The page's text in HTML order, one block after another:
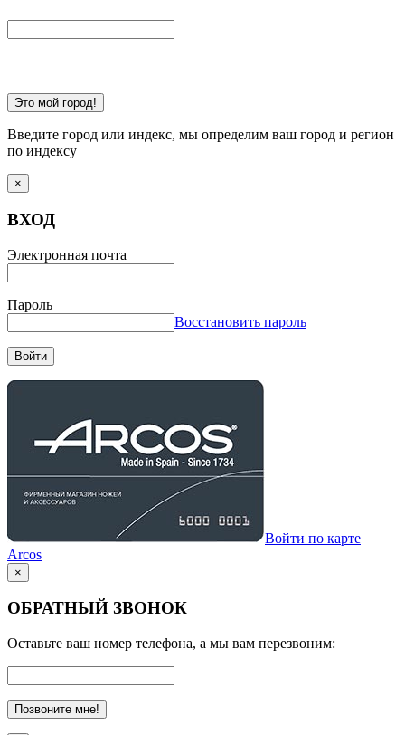
Это мой город!
Введите город или индекс, мы определим ваш город и регион
по индексу
×
ВХОД
Электронная почта
Пароль
Восстановить пароль
Войти
Войти по карте
Arcos
×
ОБРАТНЫЙ ЗВОНОК
Оставьте ваш номер телефона, а мы вам перезвоним:
Позвоните мне!